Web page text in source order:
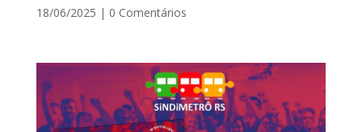
18/06/2025 | 0 Comentários